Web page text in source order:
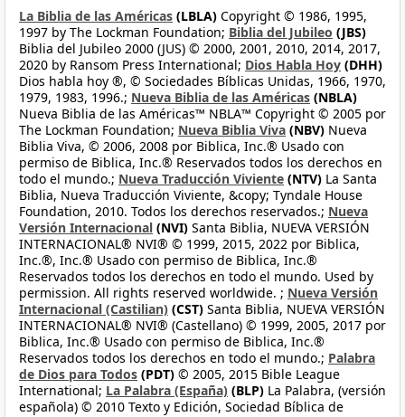
La Biblia de las Américas (LBLA) Copyright © 1986, 1995,
1997 by The Lockman Foundation; Biblia del Jubileo (JBS)
Biblia del Jubileo 2000 (JUS) © 2000, 2001, 2010, 2014, 2017,
2020 by Ransom Press International; Dios Habla Hoy (DHH)
Dios habla hoy ®, © Sociedades Bíblicas Unidas, 1966, 1970,
1979, 1983, 1996.; Nueva Biblia de las Américas (NBLA)
Nueva Biblia de las Américas™ NBLA™ Copyright © 2005 por
The Lockman Foundation; Nueva Biblia Viva (NBV) Nueva
Biblia Viva, © 2006, 2008 por Biblica, Inc.® Usado con
permiso de Biblica, Inc.® Reservados todos los derechos en
todo el mundo.; Nueva Traducción Viviente (NTV) La Santa
Biblia, Nueva Traducción Viviente, &copy; Tyndale House
Foundation, 2010. Todos los derechos reservados.; Nueva
Versión Internacional (NVI) Santa Biblia, NUEVA VERSIÓN
INTERNACIONAL® NVI® © 1999, 2015, 2022 por Biblica,
Inc.®, Inc.® Usado con permiso de Biblica, Inc.®
Reservados todos los derechos en todo el mundo. Used by
permission. All rights reserved worldwide. ; Nueva Versión
Internacional (Castilian) (CST) Santa Biblia, NUEVA VERSIÓN
INTERNACIONAL® NVI® (Castellano) © 1999, 2005, 2017 por
Biblica, Inc.® Usado con permiso de Biblica, Inc.®
Reservados todos los derechos en todo el mundo.; Palabra
de Dios para Todos (PDT) © 2005, 2015 Bible League
International; La Palabra (España) (BLP) La Palabra, (versión
española) © 2010 Texto y Edición, Sociedad Bíblica de